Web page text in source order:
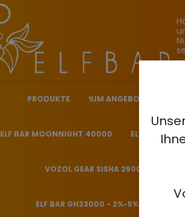
PRODUKTE %IM ANGEBOT%
ELF BAR MOONNIGHT 40000 ELF BAR
VOZOL GEAR SISHA 25000 - 0.5%
ELF BAR GH23000 - 2%-5%